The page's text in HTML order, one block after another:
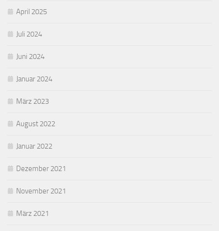
April 2025
Juli 2024
Juni 2024
Januar 2024
März 2023
August 2022
Januar 2022
Dezember 2021
November 2021
März 2021